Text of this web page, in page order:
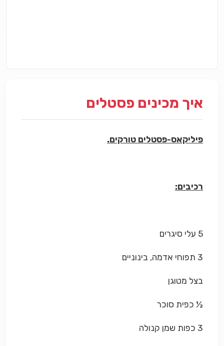
איך מכינים פסטלים
פיליקאס-פסטלים טורקים.
רכיבים:
5 עלי סיגרים
3 תפוחי אדמה, בינוניים
בצל מטוגן
½ כפית סוכר
3 כפות שמן קנולה